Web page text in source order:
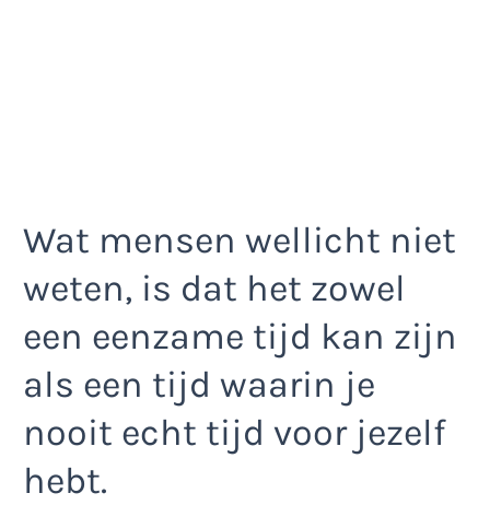
Wat mensen wellicht niet
weten, is dat het zowel
een eenzame tijd kan zijn
als een tijd waarin je
nooit echt tijd voor jezelf
hebt.